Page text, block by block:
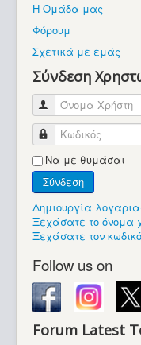
Βρίσκεστε εδώ:
Η Ομάδα μας
Φόρουμ
Σχετικά με εμάς
Σύνδεση
Όνομα Χρήστη
Κωδικός
Να με θυμάσαι
Σύνδεση
Δημιουργία
Ξεχάσατε το όνομα
Ξεχάσατε τον
Follow us on
Forum Latest